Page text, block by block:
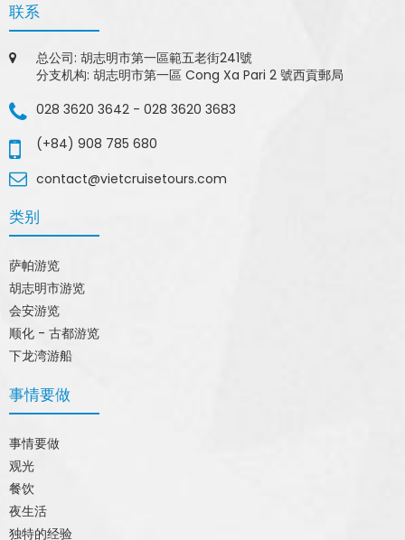
联系
总公司: 胡志明市第一區範五老街241號
分支机构: 胡志明市第一區 Cong Xa Pari 2 號西貢郵局
028 3620 3642 - 028 3620 3683
(+84) 908 785 680
contact@vietcruisetours.com
类别
萨帕游览
胡志明市游览
会安游览
顺化 - 古都游览
下龙湾游船
事情要做
事情要做
观光
餐饮
夜生活
独特的经验